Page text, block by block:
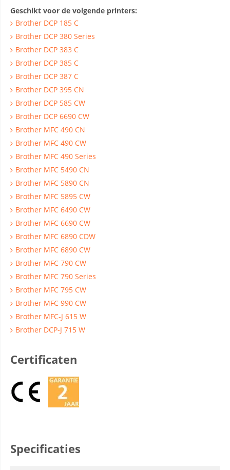
Geschikt voor de volgende printers:
Brother DCP 185 C
Brother DCP 380 Series
Brother DCP 383 C
Brother DCP 385 C
Brother DCP 387 C
Brother DCP 395 CN
Brother DCP 585 CW
Brother DCP 6690 CW
Brother MFC 490 CN
Brother MFC 490 CW
Brother MFC 490 Series
Brother MFC 5490 CN
Brother MFC 5890 CN
Brother MFC 5895 CW
Brother MFC 6490 CW
Brother MFC 6690 CW
Brother MFC 6890 CDW
Brother MFC 6890 CW
Brother MFC 790 CW
Brother MFC 790 Series
Brother MFC 795 CW
Brother MFC 990 CW
Brother MFC-J 615 W
Brother DCP-J 715 W
Certificaten
Specificaties